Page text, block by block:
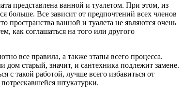
представлена ванной и туалетом. При этом, из
больше. Все зависит от предпочтений всех членов
пространства ванной и туалета не являются очень
как соглашаться на того или другого
все правила, а также этапы всего процесса.
дом старый, значит, и сантехника подлежит замене.
с такой работой, лучше всего избавиться от
штукатурки.